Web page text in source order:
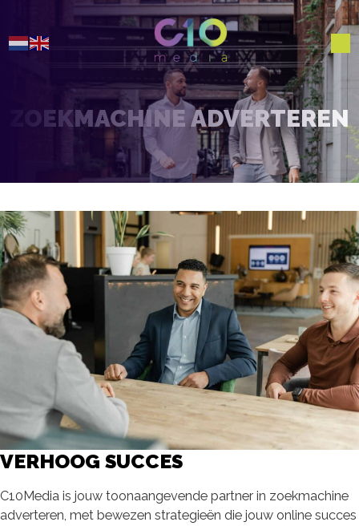
ZOEKMACHINE ADVERTEREN
VERHOOG SUCCES
C10Media is jouw toonaangevende partner in zoekmachine
adverteren, met bewezen strategieën die jouw online succes